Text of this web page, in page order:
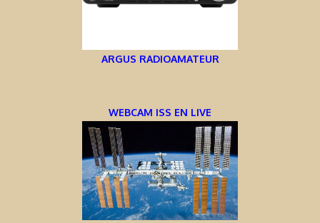
ARGUS RADIOAMATEUR
WEBCAM ISS EN LIVE